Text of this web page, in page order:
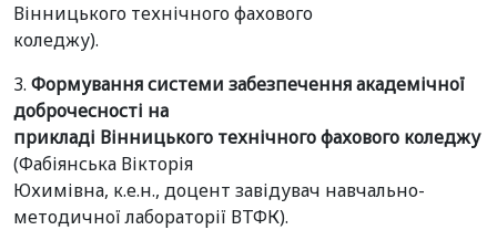
Вінницького технічного фахового
коледжу).
3. Формування системи забезпечення академічної
доброчесності на
прикладі Вінницького технічного фахового коледжу
(Фабіянська Вікторія
Юхимівна, к.е.н., доцент завідувач навчально-
методичної лабораторії ВТФК).